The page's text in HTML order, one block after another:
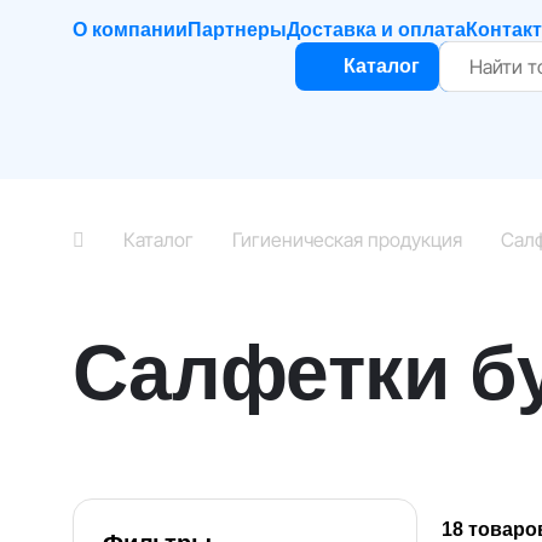
О компании ПартнерыДоставка и оплата
Каталог
Каталог Гигиеническая продукция
Салфетки
18